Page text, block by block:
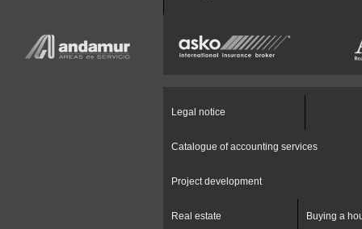
Legal notice
Catalogue of accounting services
Project development
Real estate Buying a